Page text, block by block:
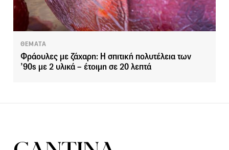
ΘΕΜΑΤΑ
Φράουλες με ζάχαρη: Η σπιτική πολυτέλεια των
’90s με 2 υλικά – έτοιμη σε 20 λεπτά